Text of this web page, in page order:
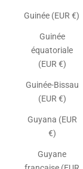
Guinée (EUR €)
Guinée
équatoriale
(EUR €)
Guinée-Bissau
(EUR €)
Guyana (EUR
€)
Guyane